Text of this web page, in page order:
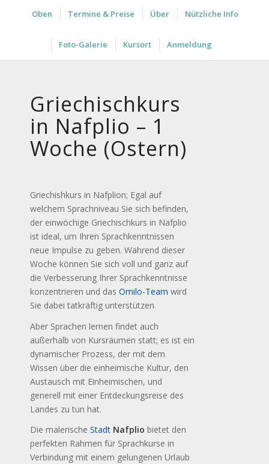
Oben Termine & Preise Über Nützliche Info
Foto-Galerie Kursort Anmeldung
Griechischkurs
in Nafplio – 1
Woche (Ostern)
Griechishkurs in Nafplion; Egal auf
welchem Sprachniveau Sie sich befinden,
der einwöchige Griechischkurs in Nafplio
ist ideal, um Ihren Sprachkenntnissen
neue Impulse zu geben. Während dieser
Woche können Sie sich voll und ganz auf
die Verbesserung Ihrer Sprachkenntnisse
konzentrieren und das Omilo-Team wird
Sie dabei tatkräftig unterstützen.
Aber Sprachen lernen findet auch
außerhalb von Kursräumen statt; es ist ein
dynamischer Prozess, der mit dem
Wissen über die einheimische Kultur, den
Austausch mit Einheimischen, und
generell mit einer Entdeckungsreise des
Landes zu tun hat.
Die malerische Stadt Nafplio bietet den
perfekten Rahmen für Sprachkurse in
Verbindung mit einem gelungenen Urlaub